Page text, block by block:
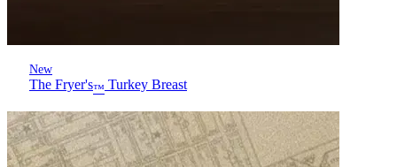
New
The Fryer's™ Turkey Breast